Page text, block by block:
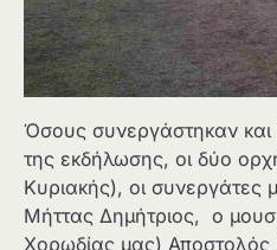
Όσους συνεργάστηκαν και
της εκδήλωσης, οι δύο
Κυριακής), οι συνεργάτες
Μήττας Δημήτριος, ο
Χορωδίας μας) Αποστολός